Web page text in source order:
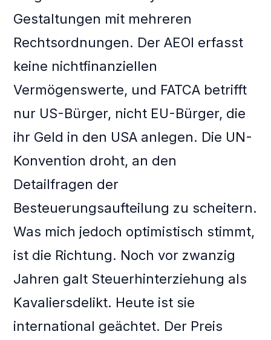
Gestaltungen mit mehreren
Rechtsordnungen. Der AEOI erfasst
keine nichtfinanziellen
Vermögenswerte, und FATCA betrifft
nur US-Bürger, nicht EU-Bürger, die
ihr Geld in den USA anlegen. Die UN-
Konvention droht, an den
Detailfragen der
Besteuerungsaufteilung zu scheitern.
Was mich jedoch optimistisch stimmt,
ist die Richtung. Noch vor zwanzig
Jahren galt Steuerhinterziehung als
Kavaliersdelikt. Heute ist sie
international geächtet. Der Preis